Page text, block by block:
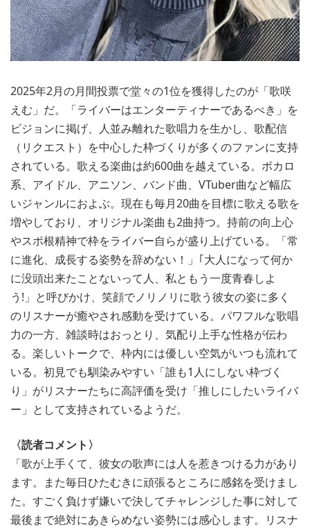
2025年2月の月間投票で堂々の1位を獲得したのが「歌咲
えむ」だ。「ライバーはエンターティナーであるべき」を
ビジョンに掲げ、人並み離れた歌唱力を生かし、歌配信
（リクエスト）を中心した枠づくりが多くのファンに支持
されている。歌える楽曲は約600曲を越えている。ボカロ
系、アイドル、アニソン、バンド曲、VTuber曲など幅広
いジャンルにおよぶ。現在も毎月20曲を目標に歌える歌を
増やしており、オリジナル楽曲も2曲持つ。持前の向上心
やスポ根精神で枠をライバー自らが盛り上げている。「常
に進化、成長する姿勢を辞めない！」｢大人になって何か
に没頭出来たことないって人、私ともう一度青春しよ
う!」と呼びかけ、笑顔でノリノリに歌う彼女の姿に多く
のリスナーが癒やされ感動を受けている。パワフルな歌唱
力の一方、雑談時はおっとり、気配り上手な性格が伝わ
る。楽しいトークで、枠内には優しい空気がいつも流れて
いる。初見でも馴染みやすい「誰も1人にしない枠づく
り」がリスナーたちに高評価を受け「推しにしたいライバ
ー」として支持されているようだ。
〈読者コメント〉
「歌が上手くて、彼女の歌声には人を惹きつける力があり
ます。また毎日ひたむきに頑張るところに感銘を受けまし
た。すごく負けず嫌いで決してチャレンジした事に対して
最後まで絶対にあきらめない姿勢には感心します。リスナ